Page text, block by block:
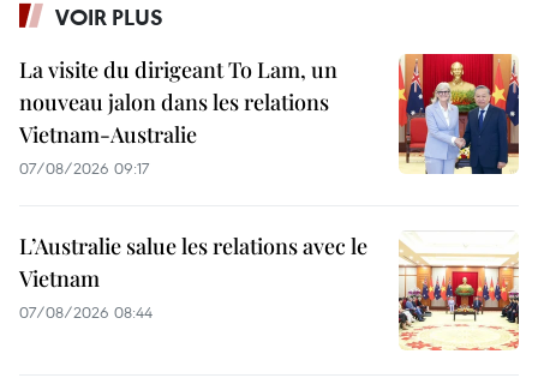
VOIR PLUS
La visite du dirigeant To Lam, un
nouveau jalon dans les relations
Vietnam-Australie
07/08/2026 09:17
L’Australie salue les relations avec le
Vietnam
07/08/2026 08:44